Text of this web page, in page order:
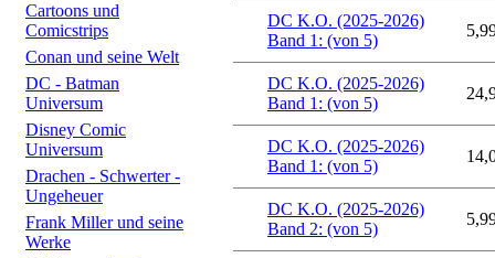
Cartoons und
Comicstrips
Conan und seine Welt
DC - Batman
Universum
Disney Comic
Universum
Drachen - Schwerter -
Ungeheuer
Frank Miller und seine
Werke
DC K.O. (2025-2026)
Band 1: (von 5)
DC K.O. (2025-2026)
Band 1: (von 5)
DC K.O. (2025-2026)
Band 1: (von 5)
DC K.O. (2025-2026)
Band 2: (von 5)